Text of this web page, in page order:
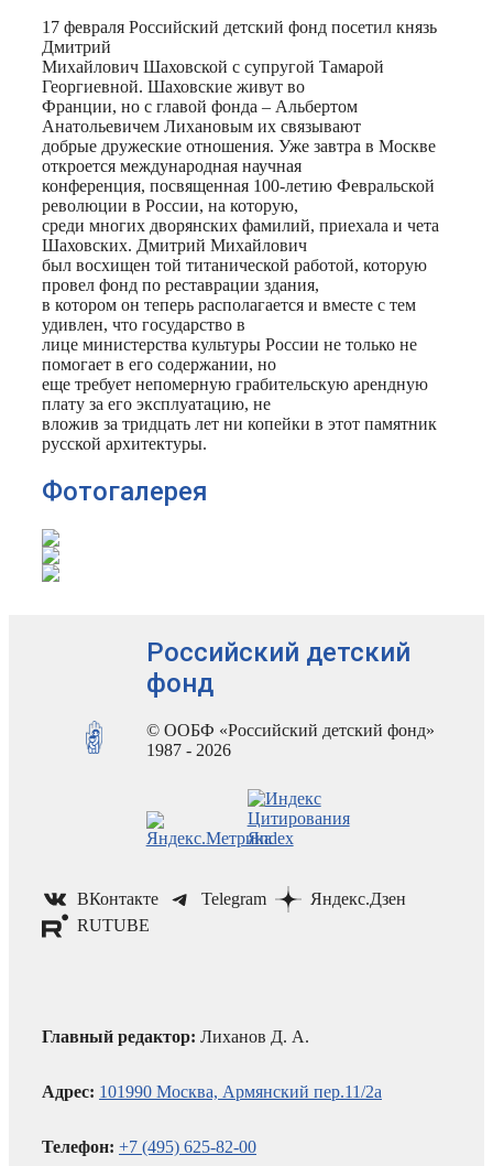
17 февраля Российский детский фонд посетил князь
Дмитрий
Михайлович Шаховской с супругой Тамарой
Георгиевной. Шаховские живут во
Франции, но с главой фонда – Альбертом
Анатольевичем Лихановым их связывают
добрые дружеские отношения. Уже завтра в Москве
откроется международная научная
конференция, посвященная 100-летию Февральской
революции в России, на которую,
среди многих дворянских фамилий, приехала и чета
Шаховских. Дмитрий Михайлович
был восхищен той титанической работой, которую
провел фонд по реставрации здания,
в котором он теперь располагается и вместе с тем
удивлен, что государство в
лице министерства культуры России не только не
помогает в его содержании, но
еще требует непомерную грабительскую арендную
плату за его эксплуатацию, не
вложив за тридцать лет ни копейки в этот памятник
русской архитектуры.
Фотогалерея
Российский детский
фонд
© ООБФ «Российский детский фонд»
1987 - 2026
ВКонтакте Telegram
Яндекс.Дзен
RUTUBE
Главный редактор: Лиханов Д. А.
Адрес: 101990 Москва, Армянский пер.11/2а
Телефон: +7 (495) 625-82-00